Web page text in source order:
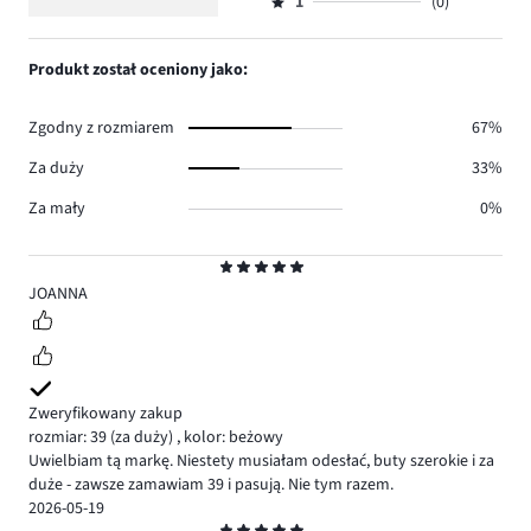
5
JOANNA
Zweryfikowany zakup
rozmiar: 39 (za duży) , kolor: beżowy
Uwielbiam tą markę. Niestety musiałam odesłać, buty szerokie i za
duże - zawsze zamawiam 39 i pasują. Nie tym razem.
2026-05-19
2,
Ocena
1,
Produkt został oceniony jako:
Zgodny z rozmiarem
67%
Za duży
33%
Za mały
0%